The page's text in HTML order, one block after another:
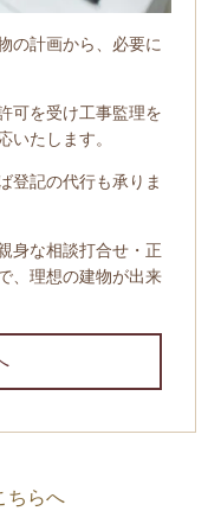
の計画から、必要に
可を受け工事監理を
いたします。
登記の代行も承りま
身な相談打合せ・正
、理想の建物が出来
ちらへ